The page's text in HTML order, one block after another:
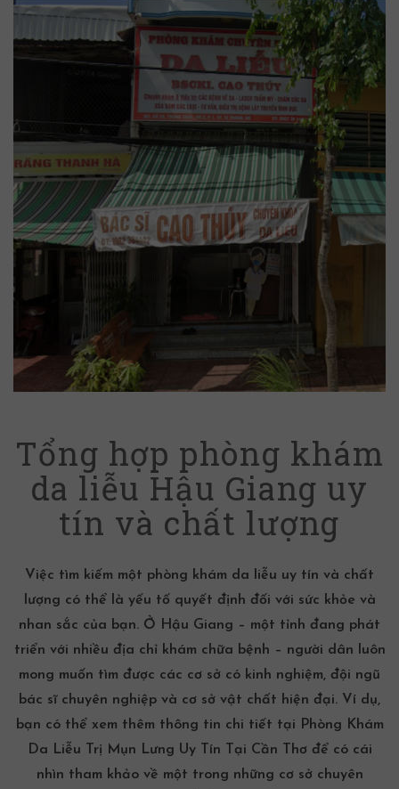
Tổng hợp phòng khám
da liễu Hậu Giang uy
tín và chất lượng
Việc tìm kiếm một phòng khám da liễu uy tín và chất
lượng có thể là yếu tố quyết định đối với sức khỏe và
nhan sắc của bạn. Ở Hậu Giang – một tỉnh đang phát
triển với nhiều địa chỉ khám chữa bệnh – người dân luôn
mong muốn tìm được các cơ sở có kinh nghiệm, đội ngũ
bác sĩ chuyên nghiệp và cơ sở vật chất hiện đại. Ví dụ,
bạn có thể xem thêm thông tin chi tiết tại
Phòng Khám
Da Liễu Trị Mụn Lưng Uy Tín Tại Cần Thơđể có cái
nhìn tham khảo về một trong những cơ sở chuyên